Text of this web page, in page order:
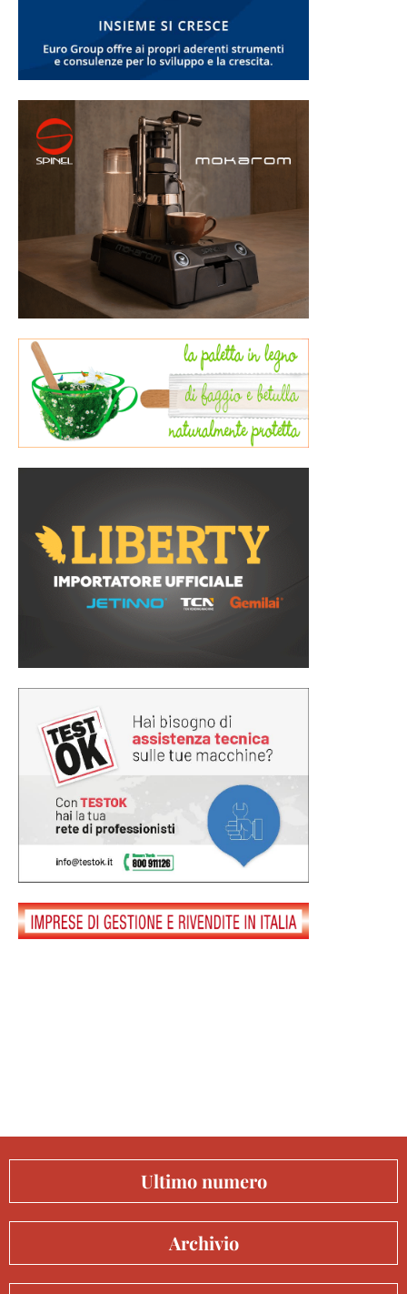
Ultimo numero
Archivio